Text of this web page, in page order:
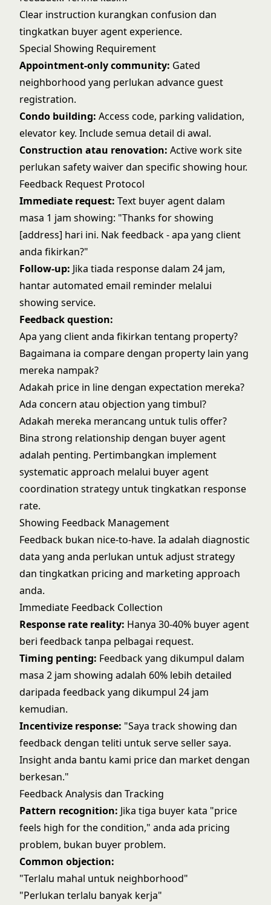
Clear instruction kurangkan confusion dan
tingkatkan buyer agent experience.
Special Showing Requirement
Appointment-only community: Gated
neighborhood yang perlukan advance guest
registration.
Condo building: Access code, parking validation,
elevator key. Include semua detail di awal.
Construction atau renovation: Active work site
perlukan safety waiver dan specific showing hour.
Feedback Request Protocol
Immediate request: Text buyer agent dalam
masa 1 jam showing: "Thanks for showing
[address] hari ini. Nak feedback - apa yang client
anda fikirkan?"
Follow-up: Jika tiada response dalam 24 jam,
hantar automated email reminder melalui
showing service.
Feedback question:
Apa yang client anda fikirkan tentang property?
Bagaimana ia compare dengan property lain yang
mereka nampak?
Adakah price in line dengan expectation mereka?
Ada concern atau objection yang timbul?
Adakah mereka merancang untuk tulis offer?
Bina strong relationship dengan buyer agent
adalah penting. Pertimbangkan implement
systematic approach melalui buyer agent
coordination strategy untuk tingkatkan response
rate.
Showing Feedback Management
Feedback bukan nice-to-have. Ia adalah diagnostic
data yang anda perlukan untuk adjust strategy
dan tingkatkan pricing and marketing approach
anda.
Immediate Feedback Collection
Response rate reality: Hanya 30-40% buyer agent
beri feedback tanpa pelbagai request.
Timing penting: Feedback yang dikumpul dalam
masa 2 jam showing adalah 60% lebih detailed
daripada feedback yang dikumpul 24 jam
kemudian.
Incentivize response: "Saya track showing dan
feedback dengan teliti untuk serve seller saya.
Insight anda bantu kami price dan market dengan
berkesan."
Feedback Analysis dan Tracking
Pattern recognition: Jika tiga buyer kata "price
feels high for the condition," anda ada pricing
problem, bukan buyer problem.
Common objection:
"Terlalu mahal untuk neighborhood"
"Perlukan terlalu banyak kerja"